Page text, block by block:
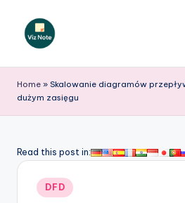
iz
N
t
Home » Skalowanie diagramów
dużym zasięgu
Read this post in:
Posted
in
DFD